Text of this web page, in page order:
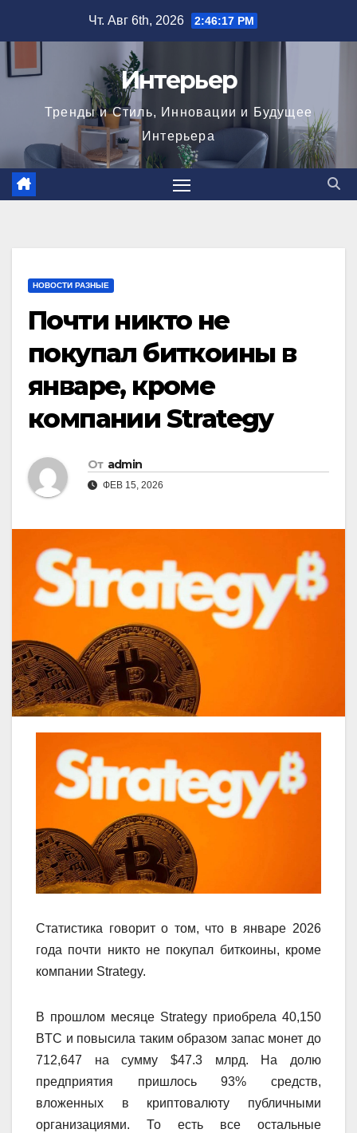
Чт. Авг 6th, 2026 2:46:18 PM
Интерьер
Тренды и Стиль, Инновации и Будущее
Интерьера
НОВОСТИ РАЗНЫЕ
Почти никто не
покупал биткоины в
январе, кроме
компании Strategy
От admin
ФЕВ 15, 2026
Статистика говорит о том, что в январе 2026
года почти никто не покупал биткоины, кроме
компании Strategy.
В прошлом месяце Strategy приобрела 40,150
BTC и повысила таким образом запас монет до
712,647 на сумму $47.3 млрд. На долю
предприятия пришлось 93% средств,
вложенных в криптовалюту публичными
организациями. То есть все остальные